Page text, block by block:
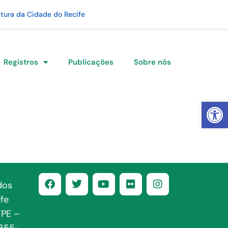
Abrir
da Cidade do Recife
Registros Publicações Sobre nós
–